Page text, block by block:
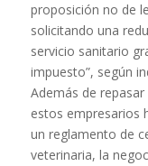
proposición no de
solicitando una
servicio sanitario
impuesto”, según
Además de
estos empresarios
un reglamento de
veterinaria, la